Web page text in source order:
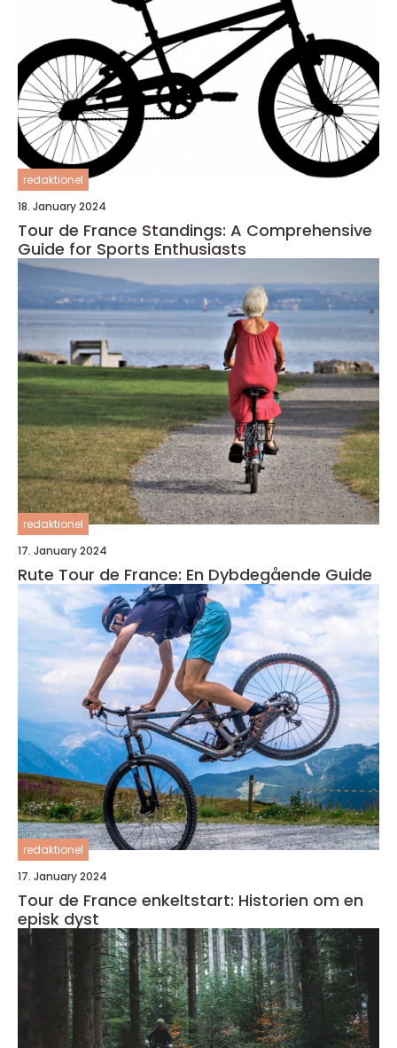
redaktionel
18. January 2024
Tour de France Standings: A Comprehensive
Guide for Sports Enthusiasts
redaktionel
17. January 2024
Rute Tour de France: En Dybdegående Guide
redaktionel
17. January 2024
Tour de France enkeltstart: Historien om en
episk dyst